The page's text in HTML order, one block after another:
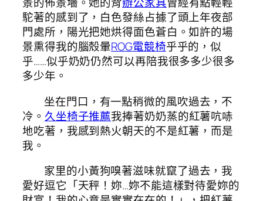
駝著的感到了，白色發絲占據了頭上年夜部
門處所，陽光把她烘得面色蒼白。如許的場
景熏得我的腦殼暈ROG電競椅乎乎的，似
乎……似乎奶奶仍然可以再陪我很多多少很多
多少年。
坐在門口，有一點稍微的風吹過去，不
冷。 久坐椅子推薦我捧著奶奶蒸的紅薯吭哧
地吃著，我感到熱火朝天的不是紅薯，而是
我。
家里的小黃狗嗅著滋味就竄了過去，我
愛好逗它「天秤！妳…妳不能這樣對待愛妳的